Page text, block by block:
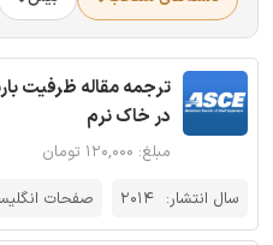
ترجمه مقاله ظرفیت
در خاک نرم
مبلغ: ۱۲۰,۰۰۰ تومان
سال انتشار: 2014 صفحات